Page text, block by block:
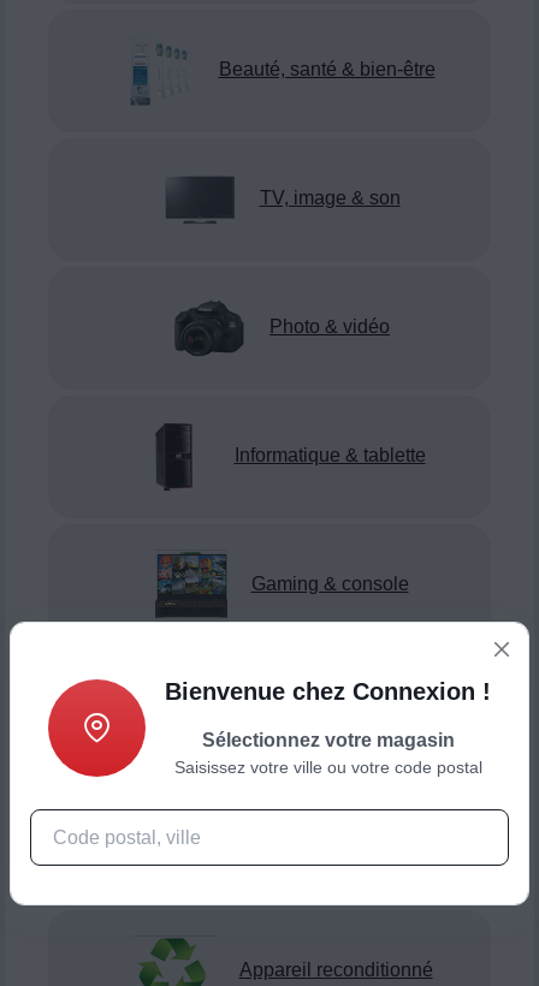
Beauté, santé & bien-être
TV, image & son
Photo & vidéo
Informatique & tablette
Gaming & console
Appareil reconditionné
Bienvenue chez Connexion !
Sélectionnez votre magasin
Saisissez votre ville ou votre code postal